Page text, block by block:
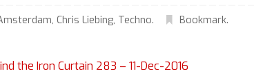
, Chris Liebing, Techno. Bookmark.
the Iron Curtain 283 – 11-Dec-2016